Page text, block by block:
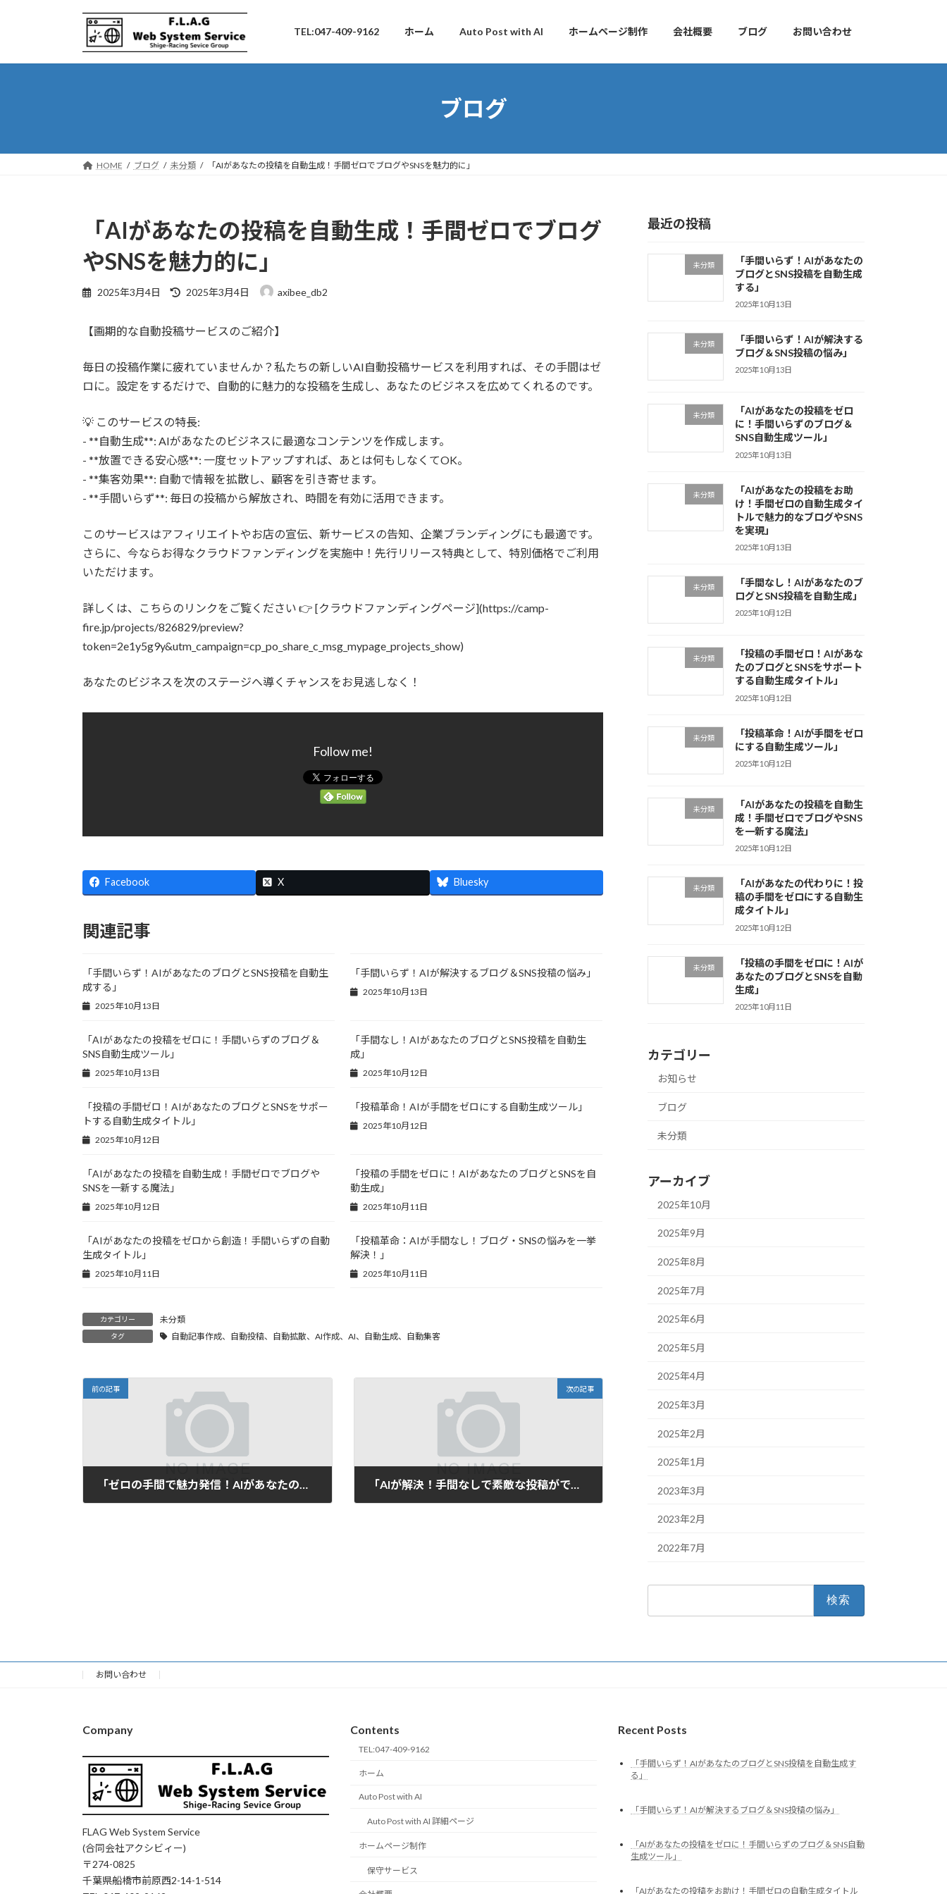
TEL:047-409-9162 ホーム Auto Post with AI ホームページ制作 会社概要 ブログ お問い合わせ
ブログ
HOME ブログ 未分類 「AIがあなたの投稿を自動生成！手間ゼロでブログやSNSを魅力的に」
「AIがあなたの投稿を自動生成！手間ゼロでブログ
やSNSを魅力的に」
2025年3月4日
最
新
時
:
2025年3月4日 axibee_db2
【画期的な自動投稿サービスのご紹介】
毎日の投稿作業に疲れていませんか？私たちの新しいAI自動投稿サービスを利用すれば、その手間はゼ
ロに。設定をするだけで、自動的に魅力的な投稿を生成し、あなたのビジネスを広めてくれるのです。
💡 このサービスの特長:
- **自動生成**: AIがあなたのビジネスに最適なコンテンツを作成します。
- **放置できる安心感**: 一度セットアップすれば、あとは何もしなくてOK。
- **集客効果**: 自動で情報を拡散し、顧客を引き寄せます。
- **手間いらず**: 毎日の投稿から解放され、時間を有効に活用できます。
このサービスはアフィリエイトやお店の宣伝、新サービスの告知、企業ブランディングにも最適です。
さらに、今ならお得なクラウドファンディングを実施中！先行リリース特典として、特別価格でご利用
いただけます。
詳しくは、こちらのリンクをご覧ください 👉 [クラウドファンディングページ](https://camp-
fire.jp/projects/826829/preview?
token=2e1y5g9y&utm_campaign=cp_po_share_c_msg_mypage_projects_show)
あなたのビジネスを次のステージへ導くチャンスをお見逃しなく！
Follow me!
Facebook X Bluesky
関連記事
「手間いらず！AIがあなたのブログとSNS投稿を自動生
成する」
2025年10月13日
「手間いらず！AIが解決するブログ＆SNS投稿の悩み」
2025年10月13日
「AIがあなたの投稿をゼロに！手間いらずのブログ＆
SNS自動生成ツール」
2025年10月13日
「手間なし！AIがあなたのブログとSNS投稿を自動生
成」
2025年10月12日
「投稿の手間ゼロ！AIがあなたのブログとSNSをサポー
トする自動生成タイトル」
2025年10月12日
「投稿革命！AIが手間をゼロにする自動生成ツール」
2025年10月12日
「AIがあなたの投稿を自動生成！手間ゼロでブログや
SNSを一新する魔法」
2025年10月12日
「投稿の手間をゼロに！AIがあなたのブログとSNSを自
動生成」
2025年10月11日
「AIがあなたの投稿をゼロから創造！手間いらずの自動
生成タイトル」
2025年10月11日
「投稿革命：AIが手間なし！ブログ・SNSの悩みを一挙
解決！」
2025年10月11日
カテゴリー 未分類
タグ 自動記事作成、自動投稿、自動拡散、AI作成、AI、自動生成、自動集客
前の記事 次の記事
最近の投稿
未分類
「手間いらず！AIがあなたの
ブログとSNS投稿を自動生成
する」
2025年10月13日
未分類
「手間いらず！AIが解決する
ブログ＆SNS投稿の悩み」
2025年10月13日
未分類
「AIがあなたの投稿をゼロ
に！手間いらずのブログ＆
SNS自動生成ツール」
2025年10月13日
未分類
「AIがあなたの投稿をお助
け！手間ゼロの自動生成タイ
トルで魅力的なブログやSNS
を実現」
2025年10月13日
未分類
「手間なし！AIがあなたのブ
ログとSNS投稿を自動生成」
2025年10月12日
未分類
「投稿の手間ゼロ！AIがあな
たのブログとSNSをサポート
する自動生成タイトル」
2025年10月12日
未分類
「投稿革命！AIが手間をゼロ
にする自動生成ツール」
2025年10月12日
未分類
「AIがあなたの投稿を自動生
成！手間ゼロでブログやSNS
を一新する魔法」
2025年10月12日
未分類
「AIがあなたの代わりに！投
稿の手間をゼロにする自動生
成タイトル」
2025年10月12日
未分類
「投稿の手間をゼロに！AIが
あなたのブログとSNSを自動
生成」
2025年10月11日
カテゴリー
お知らせ
ブログ
未分類
アーカイブ
2025年10月
2025年9月
2025年8月
2025年7月
2025年6月
2025年5月
2025年4月
2025年3月
2025年2月
2025年1月
2023年3月
2023年2月
2022年7月
お問い合わせ
Company
FLAG Web System Service
(合同会社アクシビィー)
〒274-0825
千葉県船橋市前原西2-14-1-514
Contents
TEL:047-409-9162
ホーム
Auto Post with AI
Auto Post with AI 詳細ページ
ホームページ制作
保守サービス
Recent Posts
「手間いらず！AIがあなたのブログとSNS投稿を自動生成す
る」
「手間いらず！AIが解決するブログ＆SNS投稿の悩み」
「AIがあなたの投稿をゼロに！手間いらずのブログ＆SNS自動
生成ツール」
「AIがあなたの投稿をお助け！手間ゼロの自動生成タイトル